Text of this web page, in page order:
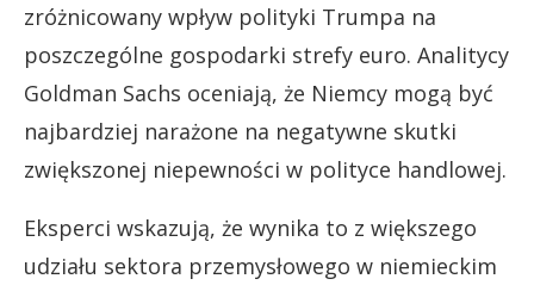
zróżnicowany wpływ polityki Trumpa na
poszczególne gospodarki strefy euro. Analitycy
Goldman Sachs oceniają, że Niemcy mogą być
najbardziej narażone na negatywne skutki
zwiększonej niepewności w polityce handlowej.
Eksperci wskazują, że wynika to z większego
udziału sektora przemysłowego w niemieckim